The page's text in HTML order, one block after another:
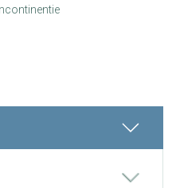
Incontinentie